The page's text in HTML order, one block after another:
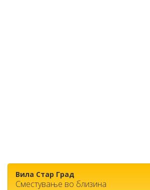
Вила Стар Град
Сместување во близина